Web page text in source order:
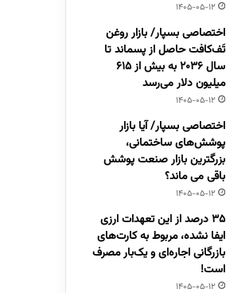
1405-05-12
اختصاصی بسپار/ بازار روغن
تَف‌کافت حاصل از پسماند تا
سال ۲۰۳۶ به بیش از ۶۱۵
میلیون دلار می‌رسد
1405-05-12
اختصاصی بسپار/ آیا بازار
پوشش‌های ساختمانی،
بزرگترین بازار صنعت پوشش
باقی می ماند؟
1405-05-12
۳۵ درصد از این تعهدات ارزی
ایفا نشده، مربوط به کارت‌های
بازرگانی اجاره‌ای و یک‌بار مصرف
است!
1405-05-12